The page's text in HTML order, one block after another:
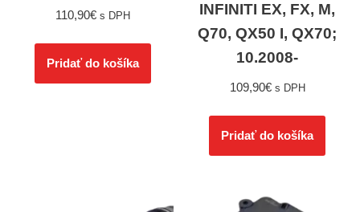
110,90€ s DPH
Pridať do košíka
INFINITI EX, FX, M,
Q70, QX50 I, QX70;
10.2008-
109,90€ s DPH
Pridať do košíka